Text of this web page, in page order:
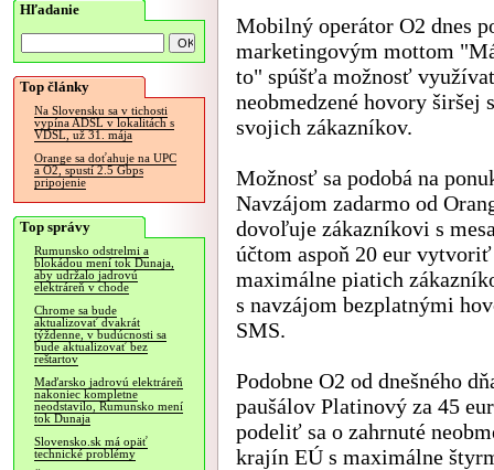
Hľadanie
Top články
Na Slovensku sa v tichosti
vypína ADSL v lokalitách s
VDSL, už 31. mája
Orange sa doťahuje na UPC
a O2, spustí 2.5 Gbps
pripojenie
Top správy
Rumunsko odstrelmi a
blokádou mení tok Dunaja,
aby udržalo jadrovú
elektráreň v chode
Chrome sa bude
aktualizovať dvakrát
týždenne, v budúcnosti sa
bude aktualizovať bez
reštartov
Maďarsko jadrovú elektráreň
nakoniec kompletne
neodstavilo, Rumunsko mení
tok Dunaja
Slovensko.sk má opäť
technické problémy
Mobilný operátor O2 dnes
marketingovým mottom
to" spúšťa možnosť
neobmedzené hovory širšej
svojich zákazníkov.
Možnosť sa podobá na
Navzájom zadarmo od
dovoľuje zákazníkovi s
účtom aspoň 20 eur
maximálne piatich
s navzájom bezplatnými
SMS.
Podobne O2 od dnešného
paušálov Platinový za 45
podeliť sa o zahrnuté
krajín EÚ s maximálne